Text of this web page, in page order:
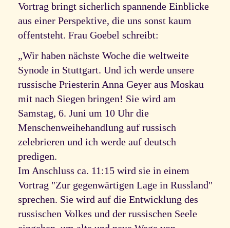
Vortrag bringt sicherlich spannende Einblicke
aus einer Perspektive, die uns sonst kaum
offentsteht. Frau Goebel schreibt:
„Wir haben nächste Woche die weltweite
Synode in Stuttgart. Und ich werde unsere
russische Priesterin Anna Geyer aus Moskau
mit nach Siegen bringen! Sie wird am
Samstag, 6. Juni um 10 Uhr die
Menschenweihehandlung auf russisch
zelebrieren und ich werde auf deutsch
predigen.
Im Anschluss ca. 11:15 wird sie in einem
Vortrag "Zur gegenwärtigen Lage in Russland"
sprechen. Sie wird auf die Entwicklung des
russischen Volkes und der russischen Seele